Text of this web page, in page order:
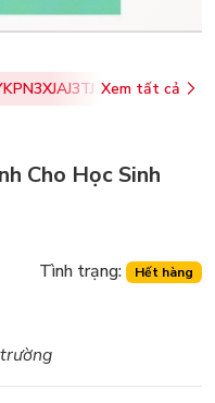
Xem tất cả
Cho Học Sinh
Tình trạng: Hết hàng